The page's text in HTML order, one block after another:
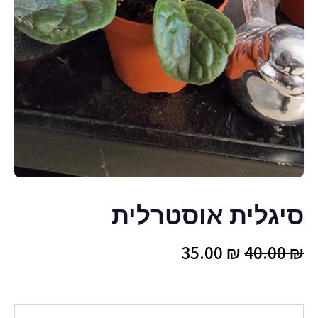
סיגלית אוסטרלית
40.00₪
המחיר
היה:
35.00 ₪
המחיר
הוא: